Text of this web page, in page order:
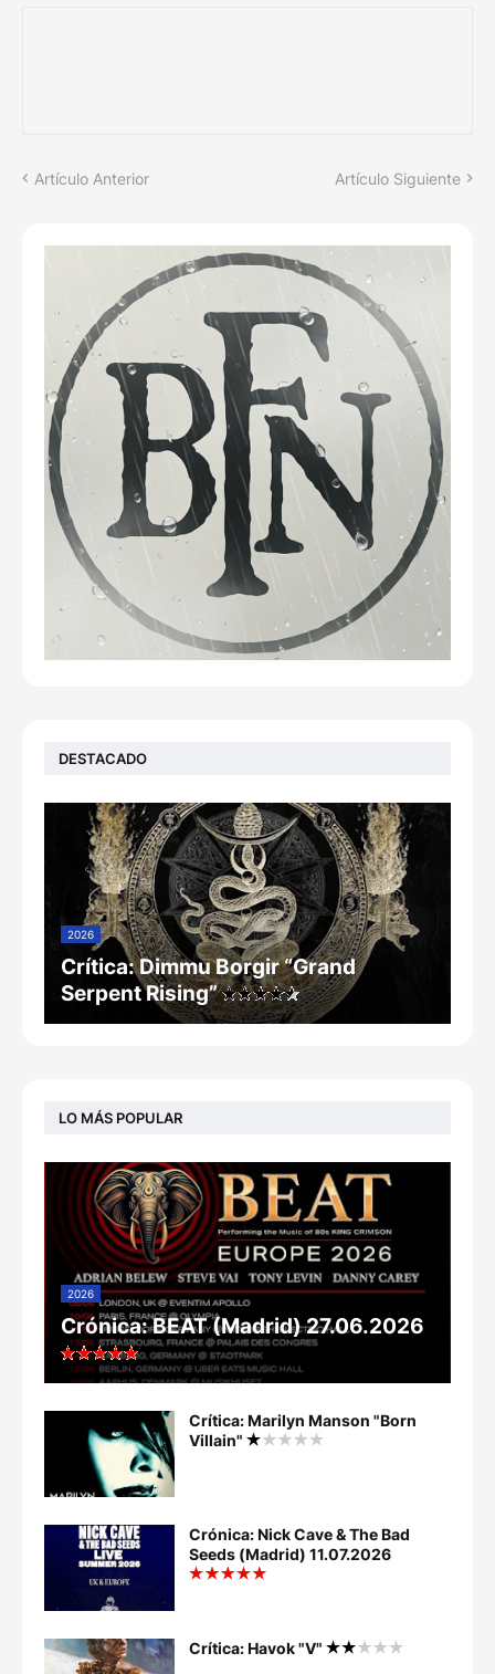
Artículo Anterior Artículo Siguiente
DESTACADO
2026
Crítica: Dimmu Borgir “Grand
Serpent Rising”
LO MÁS POPULAR
2026
Crónica: BEAT (Madrid) 27.06.2026
Crítica: Marilyn Manson "Born
Villain"
Crónica: Nick Cave & The Bad
Seeds (Madrid) 11.07.2026
Crítica: Havok "V"